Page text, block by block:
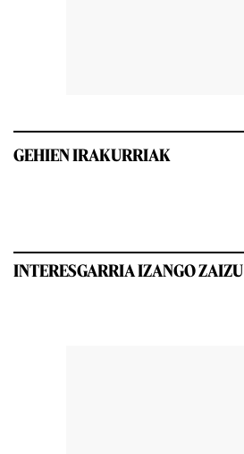
GEHIEN IRAKURRIAK
INTERESGARRIA IZANGO ZAIZU